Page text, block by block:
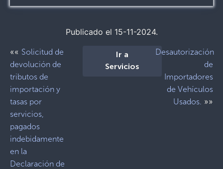
Publicado el 15-11-2024.
«« Solicitud de
devolución de
tributos de
importación y
tasas por
servicios,
pagados
indebidamente
en la
Declaración de
Ir a
Servicios
Desautorización
de
Importadores
de Vehículos
Usados. »»